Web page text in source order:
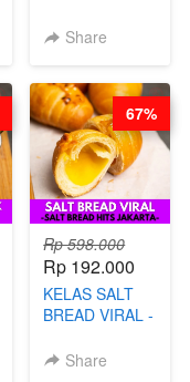
KEMASAN - BY
Share
Rp 598.000
Rp 192.000
KELAS SALT
BREAD VIRAL -
HITS JAKARTA
Share
67%